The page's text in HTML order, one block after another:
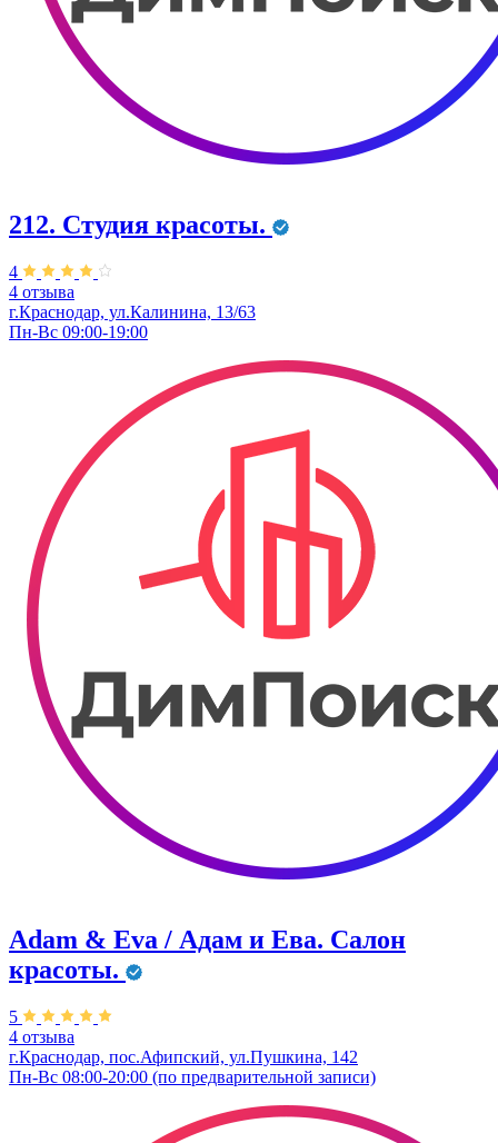
212. Студия красоты.
4
4 отзыва
г.Краснодар, ул.Калинина, 13/63
Пн-Вс 09:00-19:00
Adam & Eva / Адам и Ева. Салон
красоты.
5
4 отзыва
г.Краснодар, пос.Афипский, ул.Пушкина, 142
Пн-Вс 08:00-20:00 (по предварительной записи)